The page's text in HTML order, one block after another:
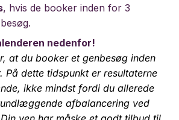
, hvis de booker inden for 3
nedenfor!
at du booker et genbesøg inden
På dette tidspunkt er resultaterne
ikke mindst fordi du allerede
afbalancering ved